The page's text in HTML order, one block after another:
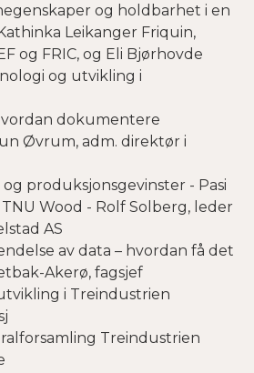
og holdbarhet i en
Leikanger Friquin,
og FRIC, og Eli Bjørhovde
og utvikling i
dokumentere
Øvrum, adm. direktør i
og produksjonsgevinster - Pasi
Wood - Rolf Solberg, leder
AS
av data – hvordan få det
Akerø, fagsjef
i Treindustrien
Treindustrien